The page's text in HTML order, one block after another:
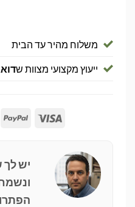
משלוח מהיר עד הבית
ייעוץ מקצועי מצוות ש
Visa
יש לך